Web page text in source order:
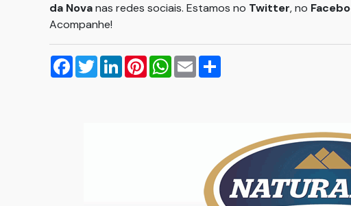
da Novanas redes sociais. Estamos no Twitter, no
Acompanhe!
Facebook
TwitterLinkedInPinterestWhatsApp
Email